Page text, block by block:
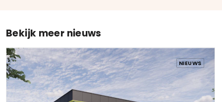
Bekijk meer nieuws
NIEUWS